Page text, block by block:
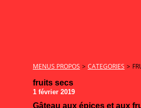
MENUS PROPOS > CATEGORIES >
fruits secs
1 février 2019
Gâteau aux épices et aux